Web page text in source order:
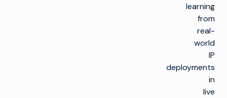
learning
from
real-
world
IP
deployments
in
live